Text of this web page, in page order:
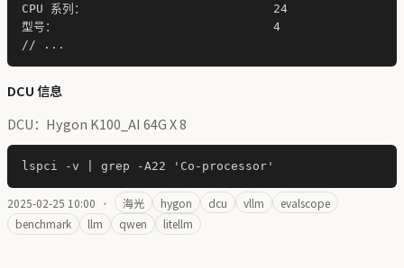
CPU 系列：                          24
型号：                              4
DCU 信息
DCU：Hygon K100_AI 64G X 8
2025-02-25 10:00 · 海光 hygon dcu vllm
evalscope
benchmark
llm qwen litellm